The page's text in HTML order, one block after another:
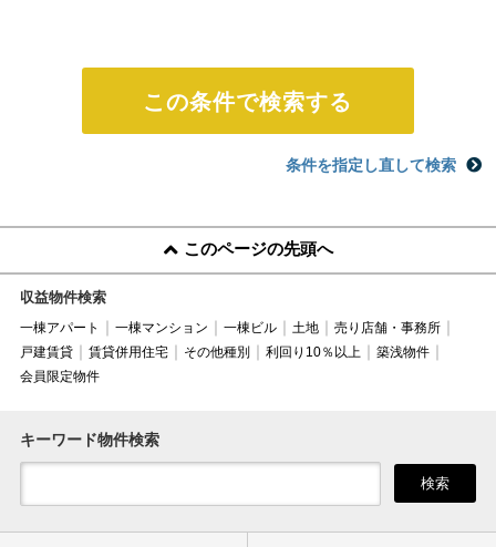
条件を指定し直して検索
このページの先頭へ
収益物件検索
一棟アパート 一棟マンション 一棟ビル 土地
売り店舗・事務所
戸建賃貸
賃貸併用住宅 その他種別 利回り10％以上
築浅物件
会員限定物件
キーワード物件検索
検索